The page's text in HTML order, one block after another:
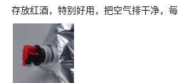
存放红酒，特别好用，把空气排干净，